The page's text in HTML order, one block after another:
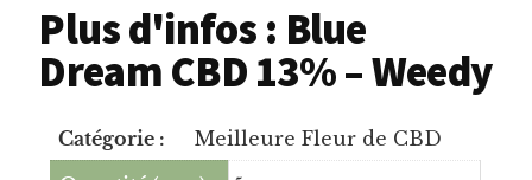
Plus d'infos : Blue
Dream CBD 13% – Weedy
Catégorie :
Meilleure Fleur de CBD